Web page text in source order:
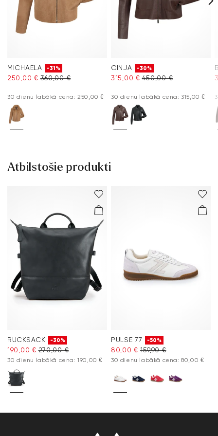
MICHAELA -31%
250,00 € 360,00 €
30 dienu labākā cena: 250,00 €
CINJA -30%
315,00 € 450,00 €
30 dienu labākā cena: 315,00 €
Atbilstošie produkti
RUCKSACK -30%
190,00 € 270,00 €
30 dienu labākā cena: 190,00 €
PULSE 77 -50%
80,00 € 159,90 €
30 dienu labākā cena: 80,00 €